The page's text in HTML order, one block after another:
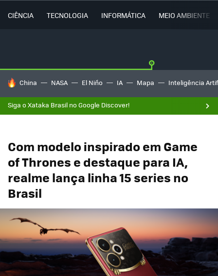
CIÊNCIA TECNOLOGIA INFORMÁTICA MEIO AMBIENTE
TENDÊNCIAS DO DIA
China NASA El Niño IA Mapa Inteligência
Siga o Xataka Brasil no Google Discover!
Com modelo inspirado em Game
of Thrones e destaque para IA,
realme lança linha 15 series no
Brasil